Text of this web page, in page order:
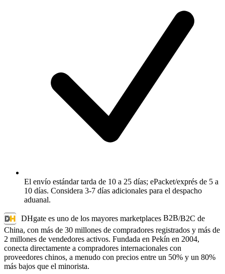
El envío estándar tarda de 10 a 25 días; ePacket/exprés de 5 a
10 días. Considera 3-7 días adicionales para el despacho
aduanal.
DHgate es uno de los mayores marketplaces B2B/B2C de
China, con más de 30 millones de compradores registrados y más de
2 millones de vendedores activos. Fundada en Pekín en 2004,
conecta directamente a compradores internacionales con
proveedores chinos, a menudo con precios entre un 50% y un 80%
más bajos que el minorista.